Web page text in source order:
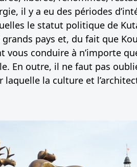
il y a eu des périodes
le statut politique de
pays et, du fait que
vous conduire à n’importe
En outre, il ne faut pas
la culture et